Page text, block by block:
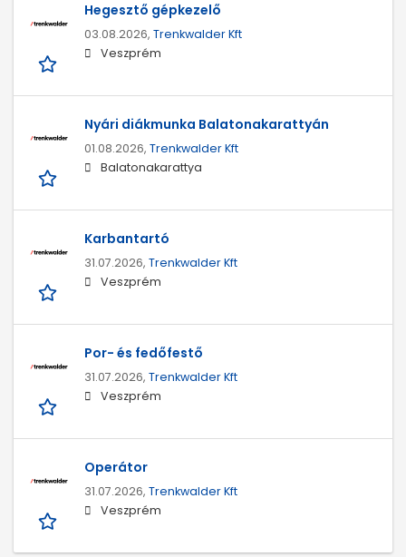
Hegesztő gépkezelő
03.08.2026, Trenkwalder Kft
Veszprém
Nyári diákmunka Balatonakarattyán
01.08.2026, Trenkwalder Kft
Balatonakarattya
Karbantartó
31.07.2026, Trenkwalder Kft
Veszprém
Por- és fedőfestő
31.07.2026, Trenkwalder Kft
Veszprém
Operátor
31.07.2026, Trenkwalder Kft
Veszprém